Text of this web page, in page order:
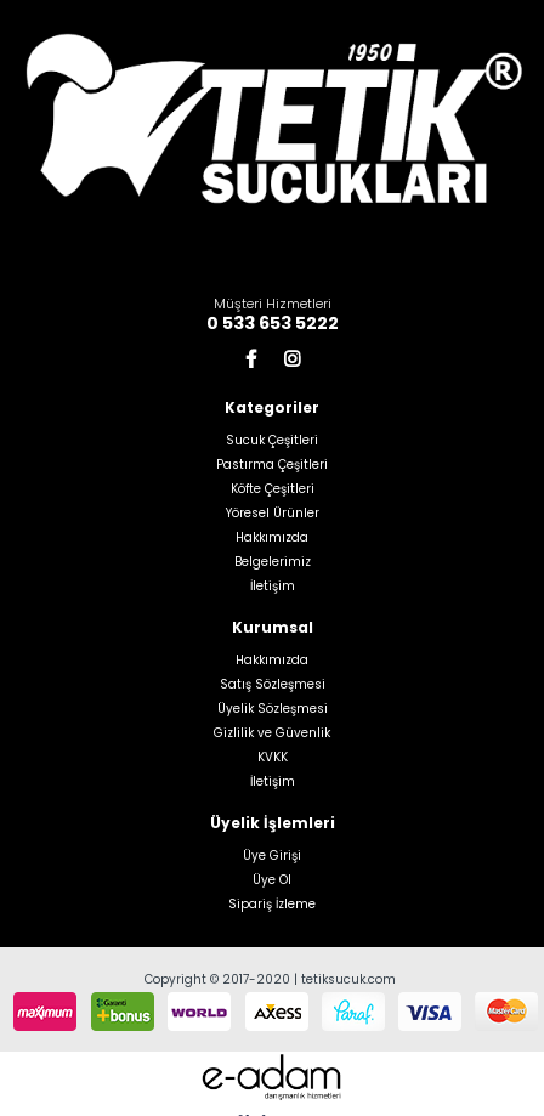
Müşteri Hizmetleri
0 533 653 5222
Kategoriler
Sucuk Çeşitleri
Pastırma Çeşitleri
Köfte Çeşitleri
Yöresel Ürünler
Hakkımızda
Belgelerimiz
İletişim
Kurumsal
Hakkımızda
Satış Sözleşmesi
Üyelik Sözleşmesi
Gizlilik ve Güvenlik
KVKK
İletişim
Üyelik İşlemleri
Üye Girişi
Üye Ol
Sipariş İzleme
Copyright © 2017-2020 | tetiksucuk.com